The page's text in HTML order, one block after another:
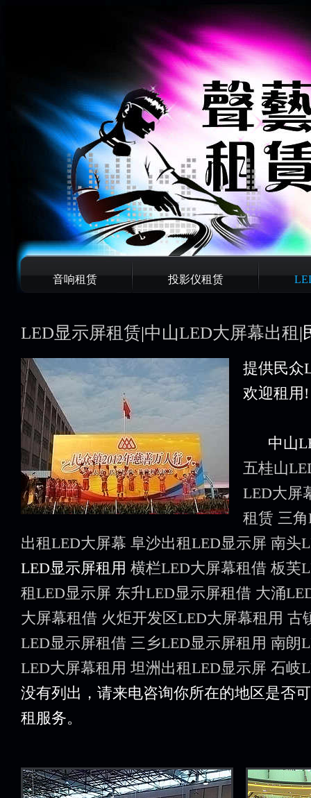
音响租赁 投影仪租赁
LED显示屏租赁|中山LED大屏幕出租 |
提供民众
欢迎租用!
中山
五桂山
LED大屏
租赁 三
出租LED大屏幕 阜沙出租LED显示屏 南头
LED显示屏租用 横栏LED大屏幕租借 板芙
租LED显示屏 东升LED显示屏租借 大涌
大屏幕租借 火炬开发区LED大屏幕租用 古
LED显示屏租借 三乡LED显示屏租用 南朗
LED大屏幕租用 坦洲出租LED显示屏 石岐
没有列出，请来电咨询你所在的地区是否
租服务。